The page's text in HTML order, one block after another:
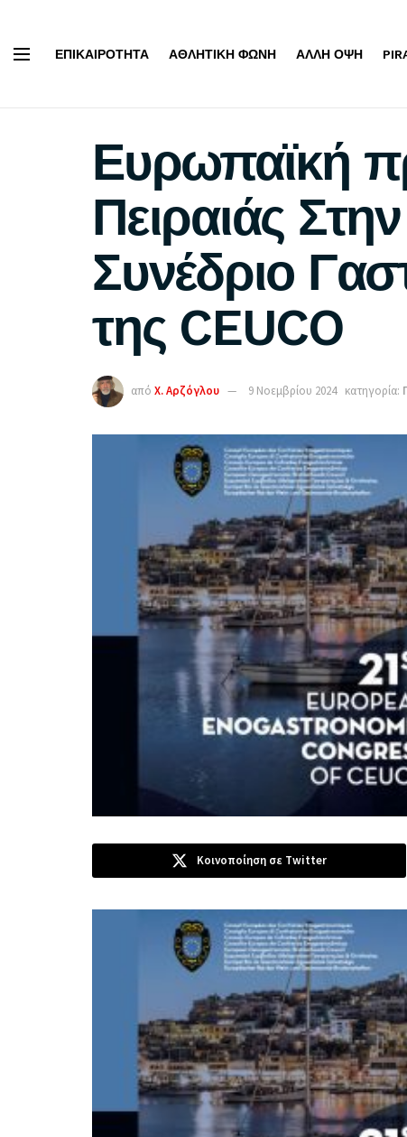
ΕΠΙΚΑΙΡΌΤΗΤΑ ΑΘΛΗΤΙΚΉ ΦΩΝΉ ΆΛΛΗ ΌΨΗ
Ευρωπαϊκή
Πειραιάς
Συνέδριο
της CEUCO
από Χ. Αρζόγλου 9 Νοεμβρίου 2024 κατηγορία:
Κοινοποίηση σε Twitter